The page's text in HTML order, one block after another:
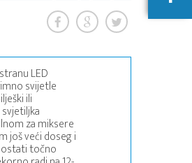
LED
svijetle
ili
za miksere
još veći doseg i
ostati točno